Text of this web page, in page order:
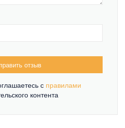
отзыв
c правилами
контента